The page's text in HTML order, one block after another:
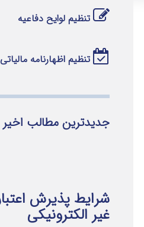
تنظیم لوایح دفاعیه
تنظیم اظهارنامه مالیاتی
جدیدترین مطالب اخیر
شرایط پذیرش
غیر الکترونیکی